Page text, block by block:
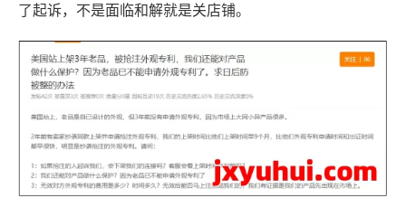
了起诉，不是面临和解就是关店铺。